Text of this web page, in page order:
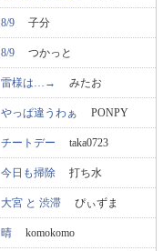
8/9 子分
8/9 つかっと
雷様は…→ みたお
やっぱ違うわぁ PONPY
チートデー taka0723
今日も掃除 打ち水
大宮 と 渋滞 ぴぃずま
晴 komokomo